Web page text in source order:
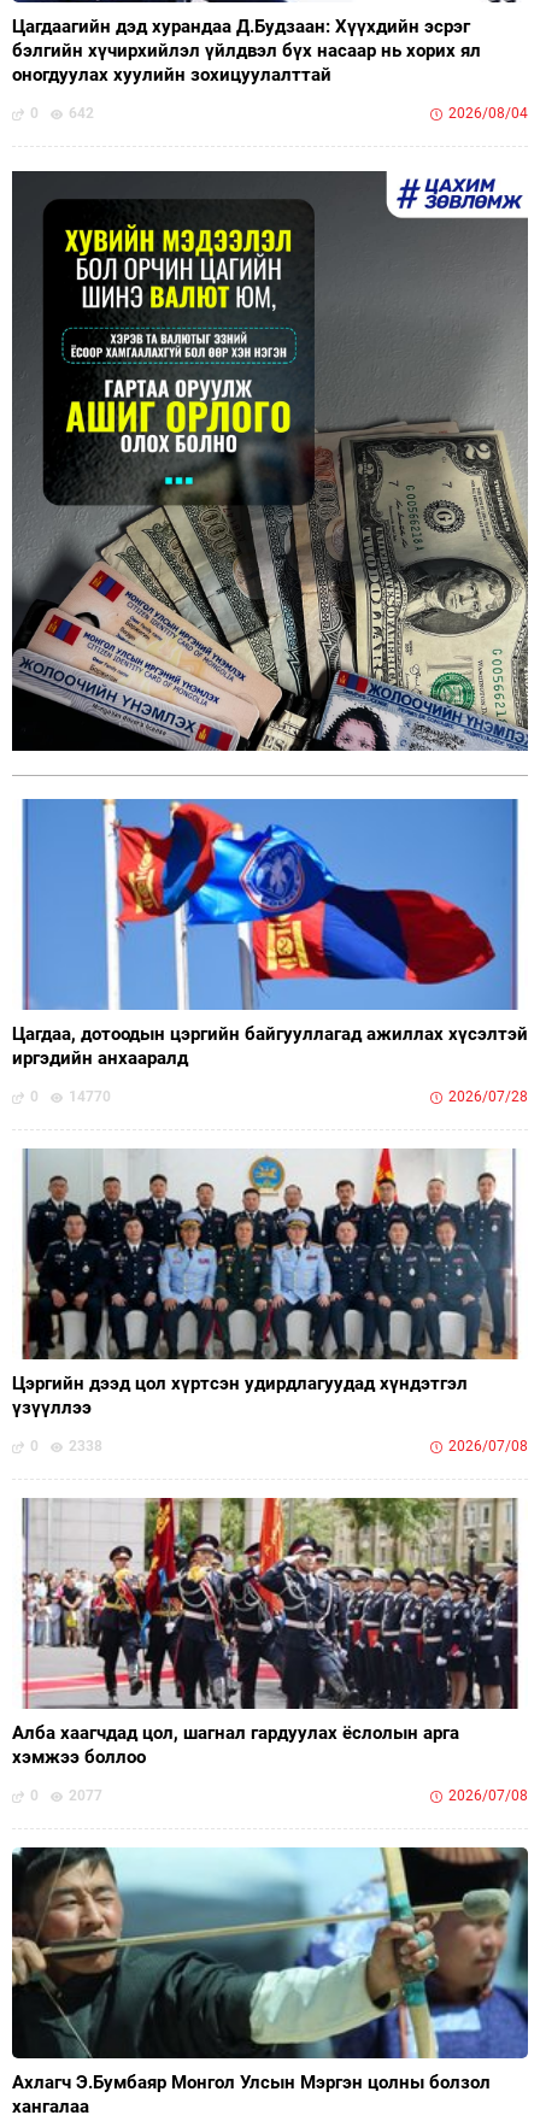
Цагдаагийн дэд хурандаа Д.Будзаан: Хүүхдийн эсрэг
бэлгийн хүчирхийлэл үйлдвэл бүх насаар нь хорих ял
оногдуулах хуулийн зохицуулалттай
0 642 2026/08/04
Цагдаа, дотоодын цэргийн байгууллагад ажиллах хүсэлтэй
иргэдийн анхааралд
0 14770 2026/07/28
Цэргийн дээд цол хүртсэн удирдлагуудад хүндэтгэл
үзүүллээ
0 2338 2026/07/08
Алба хаагчдад цол, шагнал гардуулах ёслолын арга
хэмжээ боллоо
0 2077 2026/07/08
Ахлагч Э.Бумбаяр Монгол Улсын Мэргэн цолны болзол
хангалаа